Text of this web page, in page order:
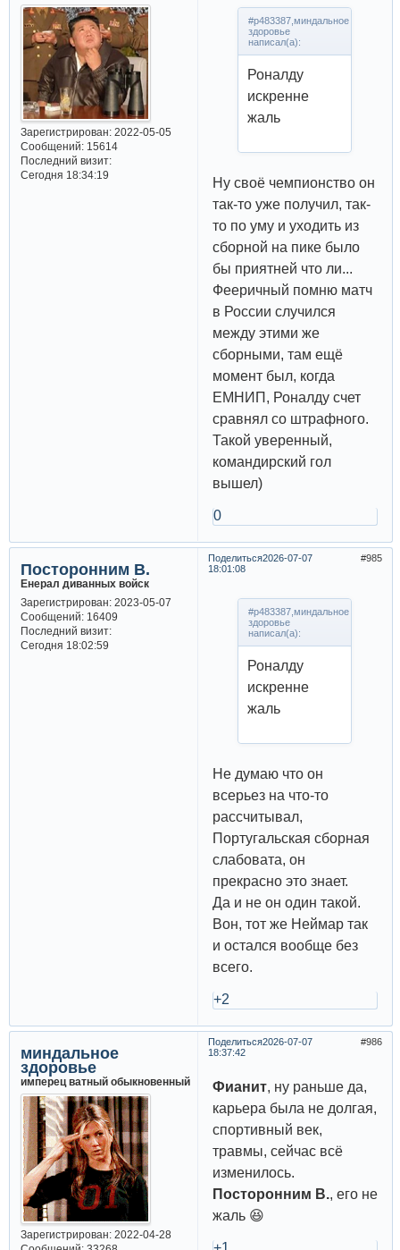
Зарегистрирован: 2022-05-05
Сообщений:15614
Последний визит:
Сегодня 18:34:19
#p483387,миндальное
здоровье
написал(а):
Роналду
искренне
жаль
Ну своё чемпионство он
так-то уже получил, так-
то по уму и уходить из
сборной на пике было
бы приятней что ли...
Фееричный помню матч
в России случился
между этими же
сборными, там ещё
момент был, когда
ЕМНИП, Роналду счет
сравнял со штрафного.
Такой уверенный,
командирский гол
вышел)
0
Поделиться 985
2026-07-07
18:01:08
Посторонним В.
Енерал диванных войск
Зарегистрирован: 2023-05-07
Сообщений:16409
Последний визит:
Сегодня 18:02:59
#p483387,миндальное
здоровье
написал(а):
Роналду
искренне
жаль
Не думаю что он
всерьез на что-то
рассчитывал,
Португальская сборная
слабовата, он
прекрасно это знает.
Да и не он один такой.
Вон, тот же Неймар так
и остался вообще без
всего.
+2
Поделиться 986
2026-07-07
18:37:42
миндальное
здоровье
имперец ватный обыкновенный
Зарегистрирован: 2022-04-28
Фианит, ну раньше да,
карьера была не долгая,
спортивный век,
травмы, сейчас всё
изменилось.
Посторонним В., его не
жаль 😆